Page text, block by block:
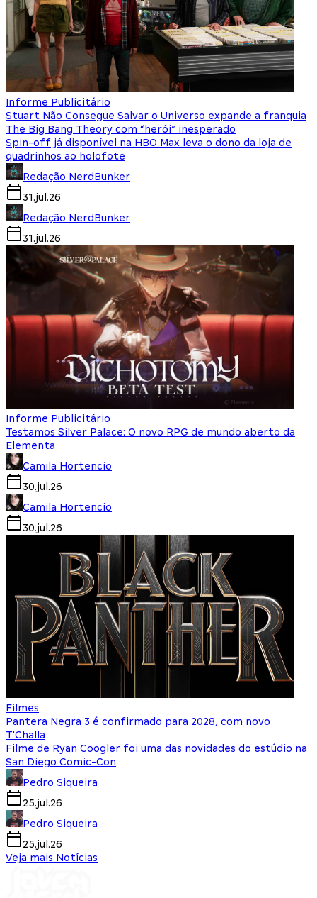
Informe Publicitário
Stuart Não Consegue Salvar o Universo expande a franquia
The Big Bang Theory com “herói” inesperado
Spin-off já disponível na HBO Max leva o dono da loja de
quadrinhos ao holofote
Redação NerdBunker
31.jul.26
Redação NerdBunker
31.jul.26
Informe Publicitário
Testamos Silver Palace: O novo RPG de mundo aberto da
Elementa
Camila Hortencio
30.jul.26
Camila Hortencio
30.jul.26
Filmes
Pantera Negra 3 é confirmado para 2028, com novo
T'Challa
Filme de Ryan Coogler foi uma das novidades do estúdio na
San Diego Comic-Con
Pedro Siqueira
25.jul.26
Pedro Siqueira
25.jul.26
Veja mais Notícias